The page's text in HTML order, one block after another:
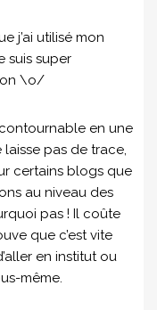
j’ai utilisé mon
suis super
\o/
en une
laisse pas de trace,
certains blogs que
au niveau des
pas ! Il coûte
que c’est vite
en institut ou
même.